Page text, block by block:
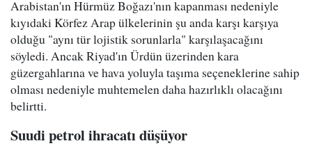
Arabistan'ın Hürmüz Boğazı'nın kapanması nedeniyle
kıyıdaki Körfez Arap ülkelerinin şu anda karşı karşıya
olduğu "aynı tür lojistik sorunlarla" karşılaşacağını
söyledi. Ancak Riyad'ın Ürdün üzerinden kara
güzergahlarına ve hava yoluyla taşıma seçeneklerine sahip
olması nedeniyle muhtemelen daha hazırlıklı olacağını
belirtti.
Suudi petrol ihracatı düşüyor